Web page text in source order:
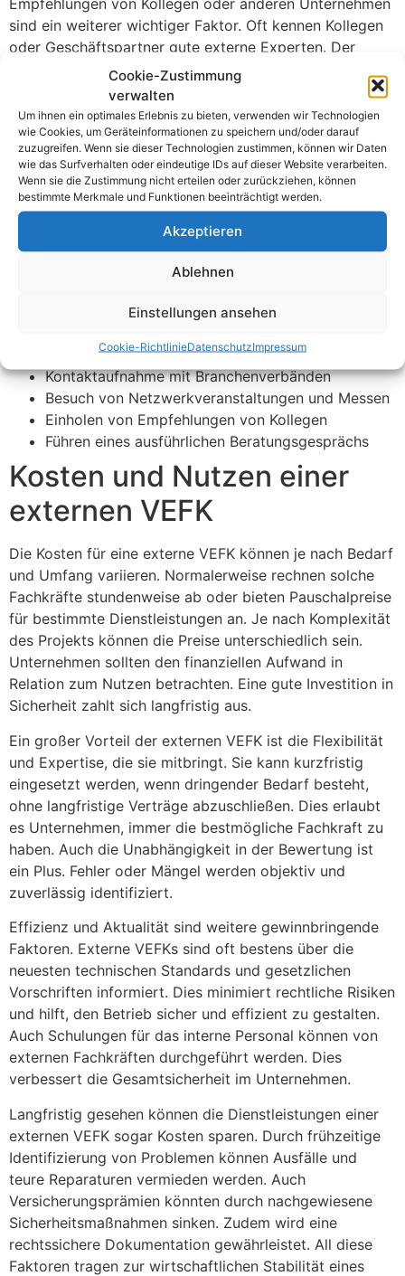
Cookie-Zustimmung
verwalten
Um ihnen ein optimales Erlebnis zu bieten, verwenden wir Technologien
wie Cookies, um Geräteinformationen zu speichern und/oder darauf
zuzugreifen. Wenn sie dieser Technologien zustimmen, können wir Daten
wie das Surfverhalten oder eindeutige IDs auf dieser Website verarbeiten.
Wenn sie die Zustimmung nicht erteilen oder zurückziehen, können
bestimmte Merkmale und Funktionen beeinträchtigt werden.
Akzeptieren
Ablehnen
Einstellungen ansehen
Cookie-RichtlinieDatenschutzImpressum
sind ein weiterer wichtiger Faktor. Oft kennen Kollegen
oder Geschäftspartner gute externe Experten. Der
Austausch innerhalb der Branche ist äußerst hilfreich.
Zusätzlich bieten viele Unternehmen, die bereits externe
VEFKs beauftragt haben, wertvolle Einsichten und
Erfahrungsberichte. Diese Informationen sind goldwert.
Ein entscheidender Faktor bei der Auswahl einer VEFK
ist auch das erste Beratungsgespräch. In diesem
Gespräch können spezifische Anforderungen und
Erwartungen geklärt werden. Man sollte offene Fragen
stellen und die Professionalität des Dienstleisters genau
betrachten. Ein gut strukturiertes und informatives
klare Kommunikation sind Schlüssel.
Online-Recherche auf Fachplattformen
Kontaktaufnahme mit Branchenverbänden
Besuch von Netzwerkveranstaltungen und Messen
Einholen von Empfehlungen von Kollegen
Führen eines ausführlichen Beratungsgesprächs
Kosten und Nutzen einer
externen VEFK
Die Kosten für eine externe VEFK können je nach Bedarf
und Umfang variieren. Normalerweise rechnen solche
Fachkräfte stundenweise ab oder bieten Pauschalpreise
für bestimmte Dienstleistungen an. Je nach Komplexität
des Projekts können die Preise unterschiedlich sein.
Unternehmen sollten den finanziellen Aufwand in
Relation zum Nutzen betrachten. Eine gute Investition in
Sicherheit zahlt sich langfristig aus.
Ein großer Vorteil der externen VEFK ist die Flexibilität
und Expertise, die sie mitbringt. Sie kann kurzfristig
eingesetzt werden, wenn dringender Bedarf besteht,
ohne langfristige Verträge abzuschließen. Dies erlaubt
es Unternehmen, immer die bestmögliche Fachkraft zu
haben. Auch die Unabhängigkeit in der Bewertung ist
ein Plus. Fehler oder Mängel werden objektiv und
zuverlässig identifiziert.
Effizienz und Aktualität sind weitere gewinnbringende
Faktoren. Externe VEFKs sind oft bestens über die
neuesten technischen Standards und gesetzlichen
Vorschriften informiert. Dies minimiert rechtliche Risiken
und hilft, den Betrieb sicher und effizient zu gestalten.
Auch Schulungen für das interne Personal können von
externen Fachkräften durchgeführt werden. Dies
verbessert die Gesamtsicherheit im Unternehmen.
Langfristig gesehen können die Dienstleistungen einer
externen VEFK sogar Kosten sparen. Durch frühzeitige
Identifizierung von Problemen können Ausfälle und
teure Reparaturen vermieden werden. Auch
Versicherungsprämien könnten durch nachgewiesene
Sicherheitsmaßnahmen sinken. Zudem wird eine
rechtssichere Dokumentation gewährleistet. All diese
Faktoren tragen zur wirtschaftlichen Stabilität eines